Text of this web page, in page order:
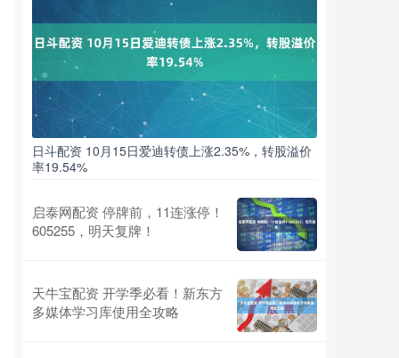
日斗配资 10月15日爱迪转债上涨2.35%，转股溢价
率19.54%
启泰网配资 停牌前，11连涨停！
605255，明天复牌！
天牛宝配资 开学季必看！新东方
多媒体学习库使用全攻略